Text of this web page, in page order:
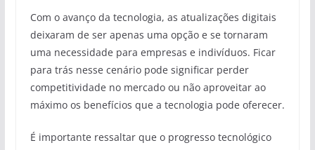
Com o avanço da tecnologia, as atualizações digitais
deixaram de ser apenas uma opção e se tornaram
uma necessidade para empresas e indivíduos. Ficar
para trás nesse cenário pode significar perder
competitividade no mercado ou não aproveitar ao
máximo os benefícios que a tecnologia pode oferecer.
É importante ressaltar que o progresso tecnológico